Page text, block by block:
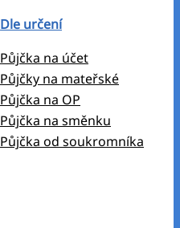
Dle určení
Půjčka na účet
Půjčky na mateřské
Půjčka na OP
Půjčka na směnku
Půjčka od soukromníka